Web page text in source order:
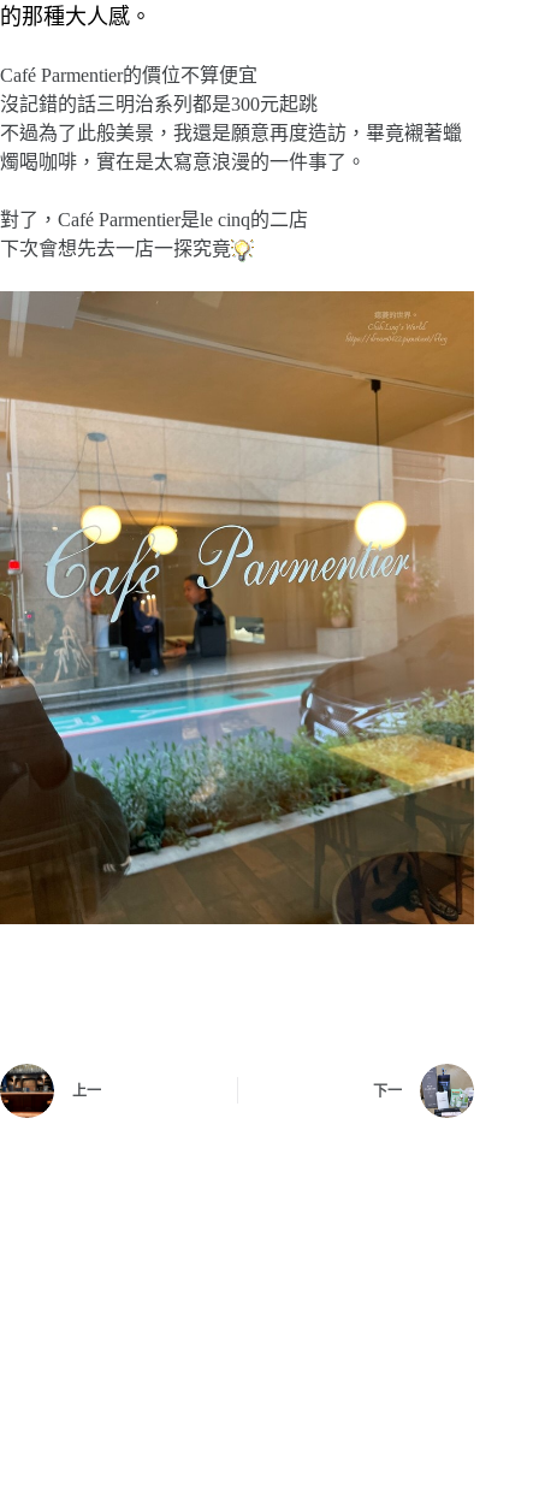
的那種大人感。
Café Parmentier的價位不算便宜
沒記錯的話三明治系列都是300元起跳
不過為了此般美景，我還是願意再度造訪，畢竟襯著蠟
燭喝咖啡，實在是太寫意浪漫的一件事了。
對了，Café Parmentier是le cinq的二店
下次會想先去一店一探究竟
上一 下一